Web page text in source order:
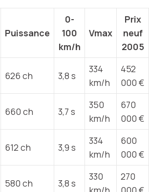
Puissance
0-
100
km/h
Vmax
Prix
neuf
2005
626 ch 3,8 s
334
km/h
452
000 €
660 ch 3,7 s
350
km/h
670
000 €
612 ch 3,9 s
334
km/h
600
000 €
580 ch 3,8 s
330
270